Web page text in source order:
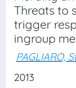
Threats to
trigger
ingroup
PAGLIARO,
2013